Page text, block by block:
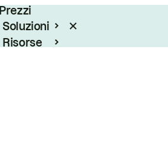
Prezzi
Soluzioni
Risorse